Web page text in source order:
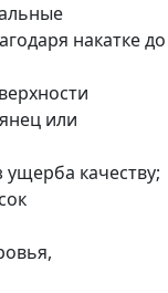
накатке до
или
качеству;